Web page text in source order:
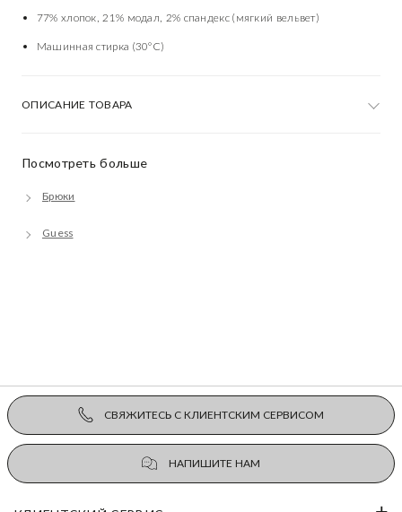
Посмотреть больше
Брюки
Guess
77% хлопок, 21% модал, 2% спандекс (мягкий вельвет)
Машинная стирка (30°C)
ОПИСАНИЕ ТОВАРА
СВЯЖИТЕСЬ С КЛИЕНТСКИМ СЕРВИСОМ
НАПИШИТЕ НАМ